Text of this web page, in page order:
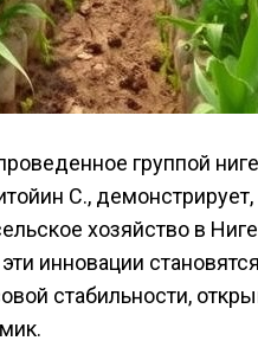
группой
С., демонстрирует,
хозяйство в
инновации
стабильности,